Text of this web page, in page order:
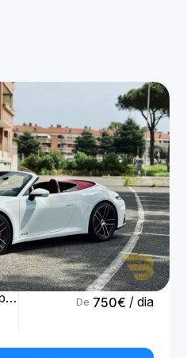
992.2 Carrera 4 GTS Cabrio '25
De 750€ / dia